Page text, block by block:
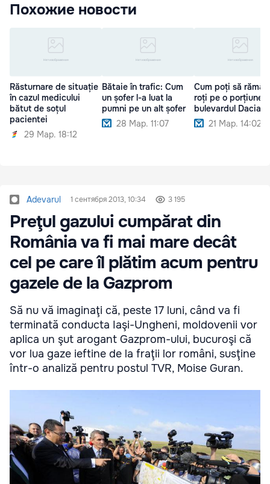
Похожие новости
Răsturnare de situație
în cazul medicului
bătut de soțul
pacientei
29 Мар. 18:12
Bătaie în trafic: Cum
un șofer l-a luat la
pumni pe un alt șofer
28 Мар. 11:07
Cum poți să rămâi
roți pe o porțiune
bulevardul Dacia
21 Мар. 14:02
Adevarul 1 сентября 2013, 10:34 3 195
Preţul gazului cumpărat din
România va fi mai mare decât
cel pe care îl plătim acum pentru
gazele de la Gazprom
Să nu vă imaginaţi că, peste 17 luni, când va fi
terminată conducta Iaşi-Ungheni, moldovenii vor
aplica un şut arogant Gazprom-ului, bucuroşi că
vor lua gaze ieftine de la fraţii lor români, susţine
într-o analiză pentru postul TVR, Moise Guran.